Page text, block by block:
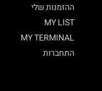
ההזמנות שלי
MY LIST
MY TERMINAL
התחברות